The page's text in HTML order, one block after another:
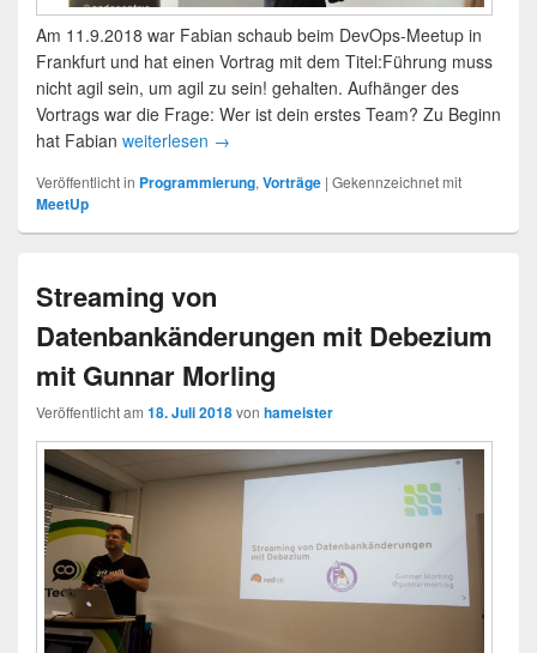
Am 11.9.2018 war Fabian schaub beim DevOps-Meetup in
Frankfurt und hat einen Vortrag mit dem Titel:Führung muss
nicht agil sein, um agil zu sein! gehalten. Aufhänger des
Vortrags war die Frage: Wer ist dein erstes Team? Zu Beginn
hat Fabian weiterlesen →
Veröffentlicht in Programmierung, Vorträge | Gekennzeichnet mit
MeetUp
Streaming von
Datenbankänderungen mit Debezium
mit Gunnar Morling
Veröffentlicht am 18. Juli 2018von hameister